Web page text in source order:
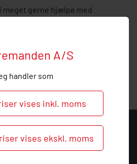
A/S
handler som
vises inkl. moms
vises ekskl. moms
meget gerne hjælpe med
af smøresystemer og kan
indenfor installation og